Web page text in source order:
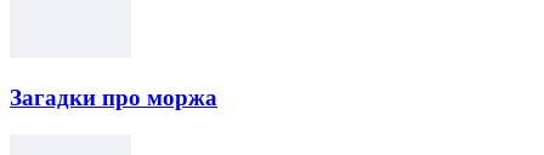
Загадки про моржа